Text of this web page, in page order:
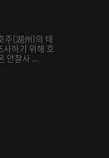
주(湖州)의 태
사하기 위해 호
안찰사 ...